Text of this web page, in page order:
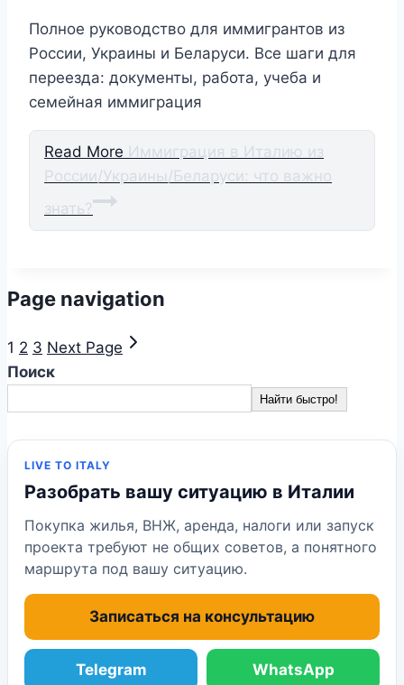
Полное руководство для иммигрантов из
России, Украины и Беларуси. Все шаги для
переезда: документы, работа, учеба и
семейная иммиграция
Read More Иммиграция в Италию из
России/Украины/Беларуси: что важно
знать?
Page navigation
1 2 3 Next Page
Поиск
Найти быстро!
LIVE TO ITALY
Разобрать вашу ситуацию в Италии
Покупка жилья, ВНЖ, аренда, налоги или запуск
проекта требуют не общих советов, а понятного
маршрута под вашу ситуацию.
Записаться на консультацию
Telegram WhatsApp